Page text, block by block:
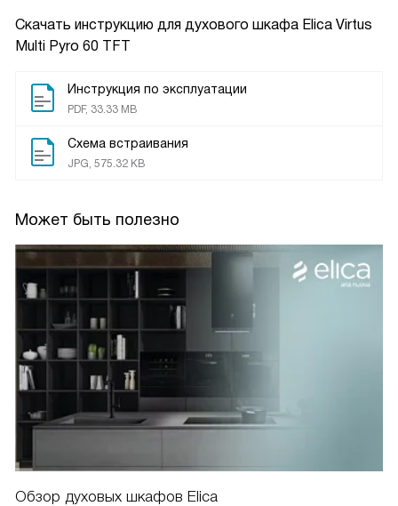
Скачать инструкцию для духового шкафа Elica Virtus
Multi Pyro 60 TFT
Инструкция по эксплуатации
PDF, 33.33 MB
Схема встраивания
JPG, 575.32 KB
Может быть полезно
Обзор духовых шкафов Elica